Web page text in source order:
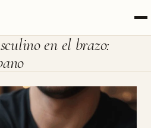
en el brazo: